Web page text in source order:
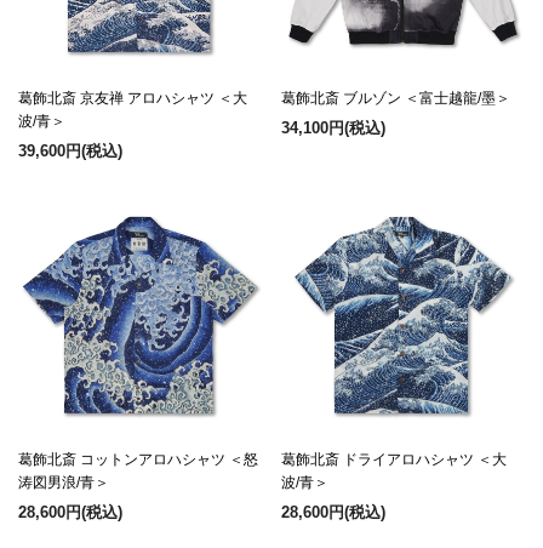
葛飾北斎 京友禅 アロハシャツ ＜大
波/青＞
39,600円(税込)
葛飾北斎 ブルゾン ＜富士越龍/墨＞
34,100円(税込)
葛飾北斎 コットンアロハシャツ ＜怒
涛図男浪/青＞
28,600円(税込)
葛飾北斎 ドライアロハシャツ ＜大
波/青＞
28,600円(税込)